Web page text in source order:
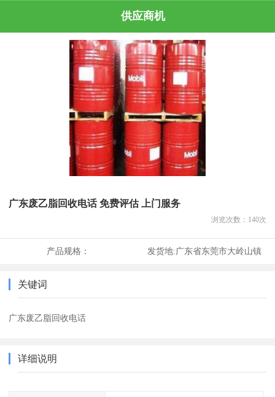
供应商机
广东废乙脂回收电话 免费评估 上门服务
浏览次数： 140次
产品规格： 发货地:广东省东莞市大岭山镇
关键词
广东废乙脂回收电话
详细说明